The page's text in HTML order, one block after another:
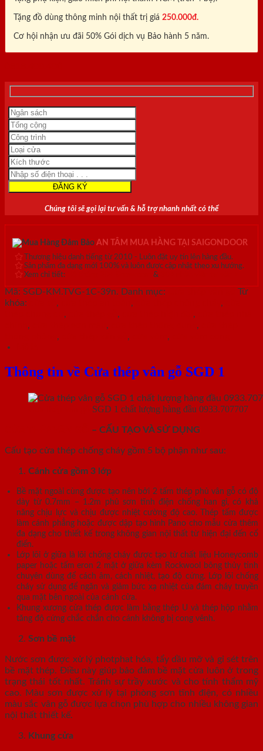
Tặng đồ dùng thông minh nội thất trị giá 250.000đ.
Cơ hội nhận ưu đãi 50% Gói dịch vụ Bảo hành 5 năm.
Chúng tôi sẽ gọi lại tư vấn & hỗ trợ nhanh nhất có thể
AN TÂM MUA HÀNG TẠI SAIGONDOOR
Thương hiệu danh tiếng từ 2010 - Luôn đặt uy tín lên hàng đầu.
Sản phẩm đa dạng mới 100% và luôn được cập nhật theo xu hướng.
Xem chi tiết:
&
Mã: SGD-KM.TVG-1C-39n. Danh mục:
Từ
khóa:
, , ,
, , ,
, , ,
, , ,
Thông tin về Cửa thép vân gỗ SGD 1
SGD 1 chất lượng hàng đầu 0933.707707
– CẤU TẠO VÀ SỬ DỤNG
Cấu tạo cửa thép chống cháy gồm 5 bộ phận như sau:
Cánh cửa gồm 3 lớp
Bề mặt ngoài cùng được tạo nên bởi 2 tấm thép phủ vân gỗ có độ
dày từ 0.7mm – 1.2m phủ sơn tĩnh điện chống han gỉ, có khả
năng chịu lực và chịu được nhiệt cường độ cao. Thép tấm được
làm cánh phẳng hoặc được dập tạo hình Pano cho mẫu cửa thêm
đa dạng cho thiết kế trong không gian nội thất từ hiện đại đến cổ
điển.
Lớp lõi ở giữa là lõi chống cháy được tạo từ chất liệu Honeycomb
paper hoặc tấm eron 2 mặt ở giữa kèm Rockwool bông thủy tinh
chuyên dùng để cách âm, cách nhiệt, tạo độ cứng. Lớp lõi chống
cháy sử dụng để ngăn và giảm bức xạ nhiệt của đám cháy truyền
qua mặt bên ngoài của cánh cửa.
Khung xương cửa thép được làm bằng thép U và thép hộp nhằm
tăng độ cứng chắc chắn cho cánh không bị cong vênh.
Sơn bề mặt
Nước sơn được xử lý photphat hóa, tẩy dầu mỡ và gỉ sét trên
bề mặt thép. Điều này giúp bảo đảm bề mặt cửa luôn ở trong
trạng thái tốt nhất. Tránh sự trầy xước và cho tính thẩm mỹ
cao. Màu sơn được xử lý tại phòng sơn tĩnh điện, có nhiều
màu sắc vân gỗ được lựa chọn phù hợp cho nhiều không gian
nội thất thiết kế.
Khung cửa